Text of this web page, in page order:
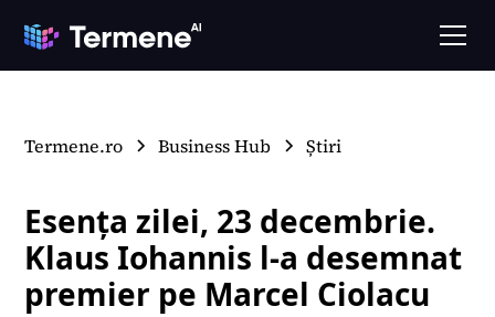
Termene.ro Business Hub Știri
Esența zilei, 23 decembrie.
Klaus Iohannis l-a desemnat
premier pe Marcel Ciolacu